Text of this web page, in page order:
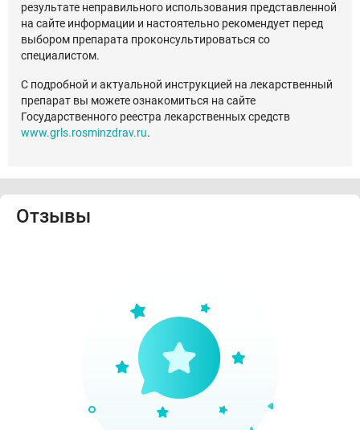
результате неправильного использования представленной
на сайте информации и настоятельно рекомендует перед
выбором препарата проконсультироваться со
специалистом.
С подробной и актуальной инструкцией на лекарственный
препарат вы можете ознакомиться на сайте
Государственного реестра лекарственных средств
www.grls.rosminzdrav.ru.
Отзывы